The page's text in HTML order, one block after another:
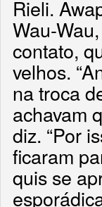
Rieli.
Wau-
contato,
velhos.
na troca
achavam
diz. “Por
ficaram
quis se